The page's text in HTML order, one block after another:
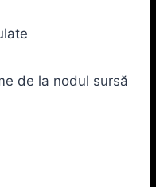
de la nodul sursă